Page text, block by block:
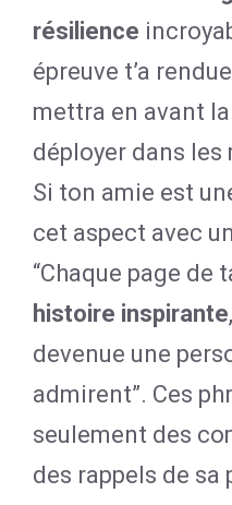
résilience
épreuve t’a
mettra en avant
déployer dans
Si ton amie est
cet aspect avec
“Chaque page de
histoire inspirante
devenue une
admirent”. Ces
seulement des
des rappels de sa